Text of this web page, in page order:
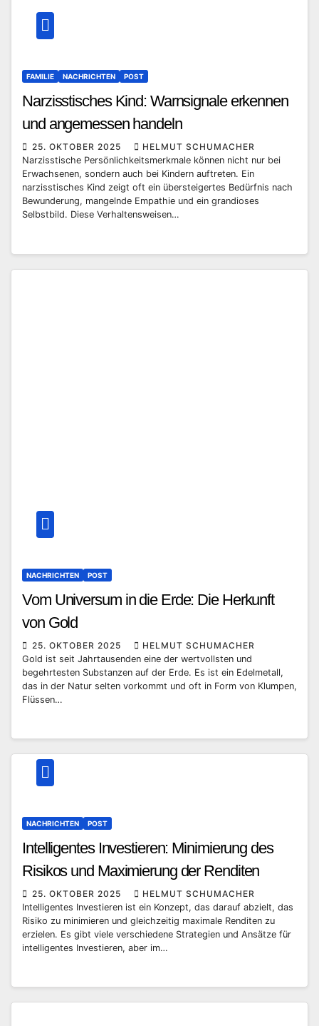
FAMILIE NACHRICHTEN POST
Narzisstisches Kind: Warnsignale erkennen
und angemessen handeln
25. OKTOBER 2025
HELMUT SCHUMACHER
Narzisstische Persönlichkeitsmerkmale können nicht nur bei
Erwachsenen, sondern auch bei Kindern auftreten. Ein
narzisstisches Kind zeigt oft ein übersteigertes Bedürfnis nach
Bewunderung, mangelnde Empathie und ein grandioses
Selbstbild. Diese Verhaltensweisen…
NACHRICHTEN POST
Vom Universum in die Erde: Die Herkunft
von Gold
25. OKTOBER 2025
HELMUT SCHUMACHER
Gold ist seit Jahrtausenden eine der wertvollsten und
begehrtesten Substanzen auf der Erde. Es ist ein Edelmetall,
das in der Natur selten vorkommt und oft in Form von Klumpen,
Flüssen…
NACHRICHTEN POST
Intelligentes Investieren: Minimierung des
Risikos und Maximierung der Renditen
25. OKTOBER 2025
HELMUT SCHUMACHER
Intelligentes Investieren ist ein Konzept, das darauf abzielt, das
Risiko zu minimieren und gleichzeitig maximale Renditen zu
erzielen. Es gibt viele verschiedene Strategien und Ansätze für
intelligentes Investieren, aber im…